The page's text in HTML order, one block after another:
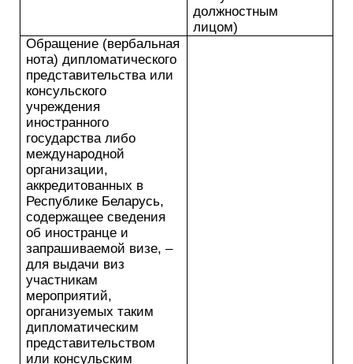
должностным
лицом)
Обращение (вербальная
нота) дипломатического
представительства или
консульского
учреждения
иностранного
государства либо
международной
организации,
аккредитованных в
Республике Беларусь,
содержащее сведения
об иностранце и
запрашиваемой визе, –
для выдачи виз
участникам
мероприятий,
организуемых таким
дипломатическим
представительством
или консульским